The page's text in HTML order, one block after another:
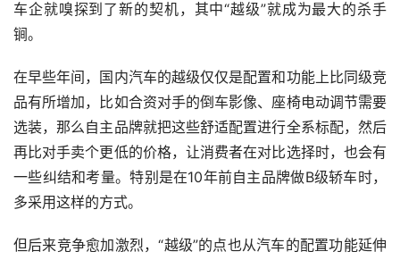
车企就嗅探到了新的契机，其中“越级”就成为最大的杀手
锏。
在早些年间，国内汽车的越级仅仅是配置和功能上比同级竞
品有所增加，比如合资对手的倒车影像、座椅电动调节需要
选装，那么自主品牌就把这些舒适配置进行全系标配，然后
再比对手卖个更低的价格，让消费者在对比选择时，也会有
一些纠结和考量。特别是在10年前自主品牌做B级轿车时，
多采用这样的方式。
但后来竞争愈加激烈，“越级”的点也从汽车的配置功能延伸